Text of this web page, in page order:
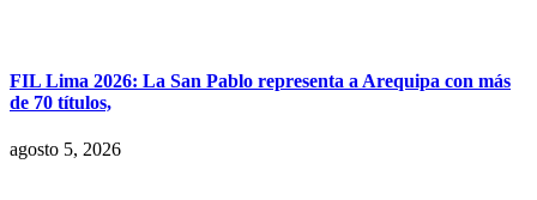
FIL Lima 2026: La San Pablo representa a Arequipa con más
de 70 títulos,
agosto 5, 2026